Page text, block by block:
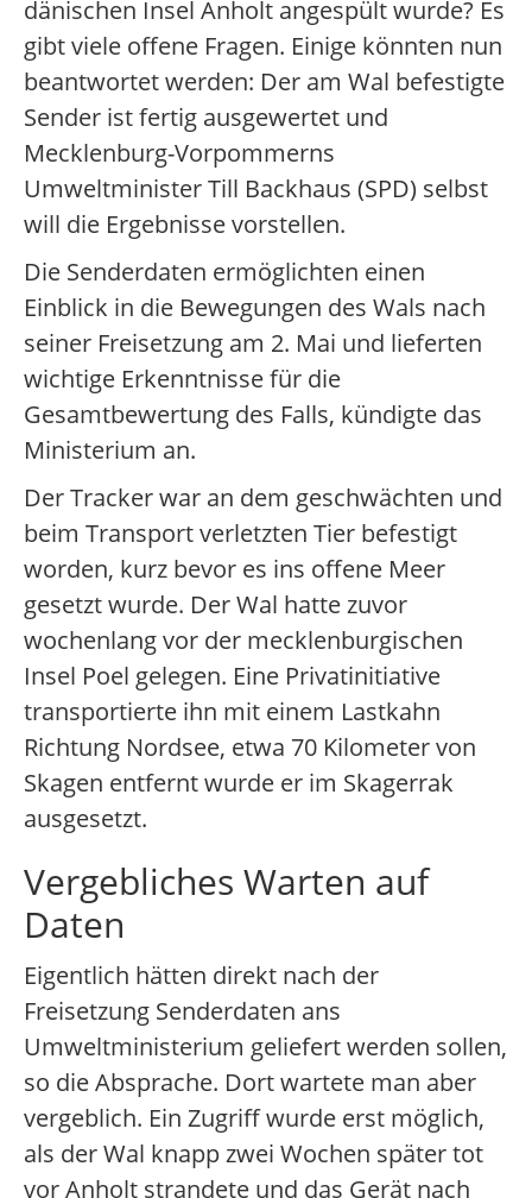
dänischen Insel Anholt angespült wurde? Es
gibt viele offene Fragen. Einige könnten nun
beantwortet werden: Der am Wal befestigte
Sender ist fertig ausgewertet und
Mecklenburg-Vorpommerns
Umweltminister Till Backhaus (SPD) selbst
will die Ergebnisse vorstellen.
Die Senderdaten ermöglichten einen
Einblick in die Bewegungen des Wals nach
seiner Freisetzung am 2. Mai und lieferten
wichtige Erkenntnisse für die
Gesamtbewertung des Falls, kündigte das
Ministerium an.
Der Tracker war an dem geschwächten und
beim Transport verletzten Tier befestigt
worden, kurz bevor es ins offene Meer
gesetzt wurde. Der Wal hatte zuvor
wochenlang vor der mecklenburgischen
Insel Poel gelegen. Eine Privatinitiative
transportierte ihn mit einem Lastkahn
Richtung Nordsee, etwa 70 Kilometer von
Skagen entfernt wurde er im Skagerrak
ausgesetzt.
Vergebliches Warten auf
Daten
Eigentlich hätten direkt nach der
Freisetzung Senderdaten ans
Umweltministerium geliefert werden sollen,
so die Absprache. Dort wartete man aber
vergeblich. Ein Zugriff wurde erst möglich,
als der Wal knapp zwei Wochen später tot
vor Anholt strandete und das Gerät nach